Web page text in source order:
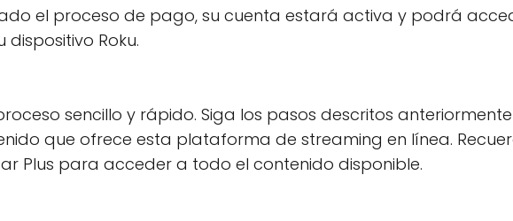
el proceso de pago, su cuenta estará activa y podrá
dispositivo Roku.
sencillo y rápido. Siga los pasos descritos
que ofrece esta plataforma de streaming en línea.
Plus para acceder a todo el contenido disponible.